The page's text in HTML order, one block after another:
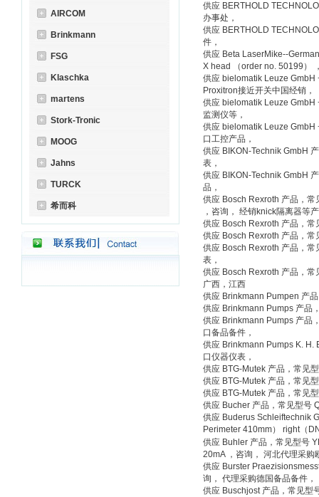
AIRCOM
Brinkmann
FSG
Klaschka
martens
Stork-Tronic
MOOG
Jahns
TURCK
希而科
供应 BERTHOLD
办事处，
供应 BERTHOLD
件，
供应 Beta LaserMike--
X head （order no. 50199）
供应 bielomatik Leuze GmbH
Proxitron接近开关中国经销，
供应 bielomatik Leuze GmbH
监测仪等，
供应 bielomatik Leuze GmbH
口工控产品，
供应 BIKON-Technik GmbH
表，
供应 BIKON-Technik GmbH
品，
供应 Bosch Rexroth 产品，
，咨询， 经销knick隔离器等
供应 Bosch Rexroth 产品，
供应 Bosch Rexroth 产品，
供应 Bosch Rexroth 产品，
表，
供应 Bosch Rexroth 产品，
广西，江西
供应 Brinkmann Pumpen 产
供应 Brinkmann Pumps 产品
供应 Brinkmann Pumps 产品
口备品备件，
供应 Brinkmann Pumps K. H.
口仪器仪表，
供应 BTG-Mutek 产品，常见
供应 BTG-Mutek 产品，常见
供应 BTG-Mutek 产品，常见
供应 Bucher 产品，常见型号
供应 Buderus Schleiftechnik
Perimeter 410mm） right（
供应 Buhler 产品，常见型号
20mA ，咨询， 河北代理采购
供应 Burster
询， 代理采购德国备品备件，
供应 Buschjost 产品，常见型